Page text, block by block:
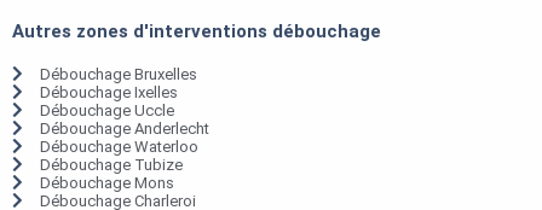
Autres zones d'interventions débouchage
Débouchage Bruxelles
Débouchage Ixelles
Débouchage Uccle
Débouchage Anderlecht
Débouchage Waterloo
Débouchage Tubize
Débouchage Mons
Débouchage Charleroi